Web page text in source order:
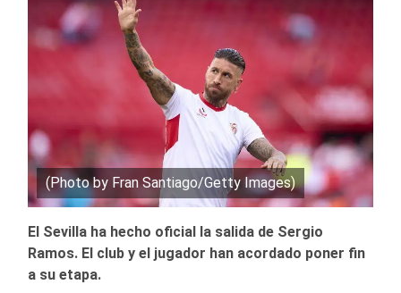
(Photo by Fran Santiago/Getty Images)
El Sevilla ha hecho oficial la salida de Sergio
Ramos. El club y el jugador han acordado poner fin
a su etapa.